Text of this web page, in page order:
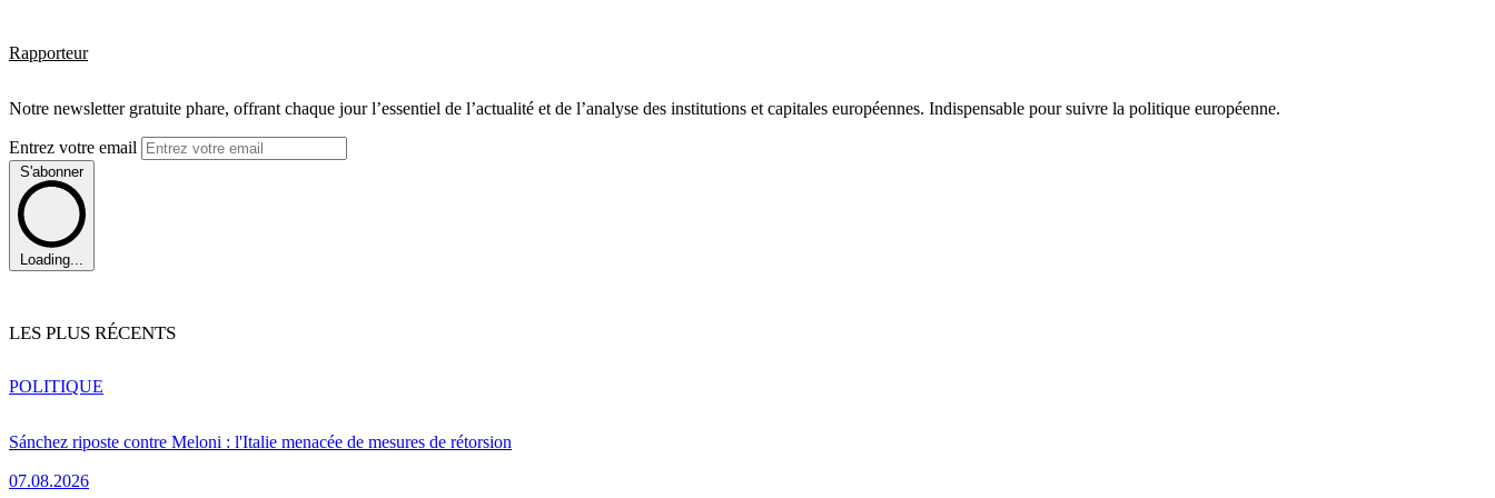
Rapporteur
Notre newsletter gratuite phare, offrant chaque jour l’essentiel de l’actualité et de l’analyse des institutions et capitales européennes. Indispensable pour suivre la politique européenne.
Entrez votre email
S'abonner
Loading...
LES PLUS RÉCENTS
Sánchez riposte contre Meloni : l'Italie menacée de mesures de rétorsion
07.08.2026
POLITIQUE